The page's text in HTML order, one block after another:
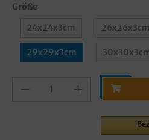
Größe
24x24x3cm
26x26x3cm
29x29x3cm